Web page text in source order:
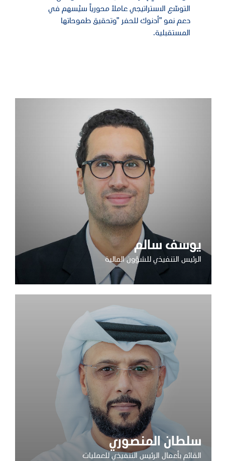
التوسّع الاستراتيجي عاملاً محورياً سيُسهم في
دعم نمو "أدنوك للحفر "وتحقيق طموحاتها
المستقبلية.
يوسف سالم
الرئيس التنفيذي للشؤون المالية
سلطان المنصوري
القائم بأعمال الرئيس التنفيذي للعمليات